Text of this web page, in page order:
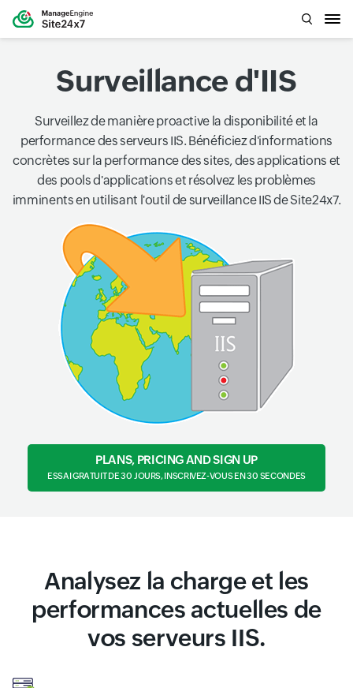
Surveillance d'IIS
Surveillez de manière proactive la disponibilité et la
performance des serveurs IIS. Bénéficiez d'informations
concrètes sur la performance des sites, des applications et
des pools d'applications et résolvez les problèmes
imminents en utilisant l'outil de surveillance IIS de Site24x7.
PLANS, PRICING AND SIGN UP
ESSAI GRATUIT DE 30 JOURS, INSCRIVEZ-VOUS EN 30 SECONDES
Analysez la charge et les
performances actuelles de
vos serveurs IIS.